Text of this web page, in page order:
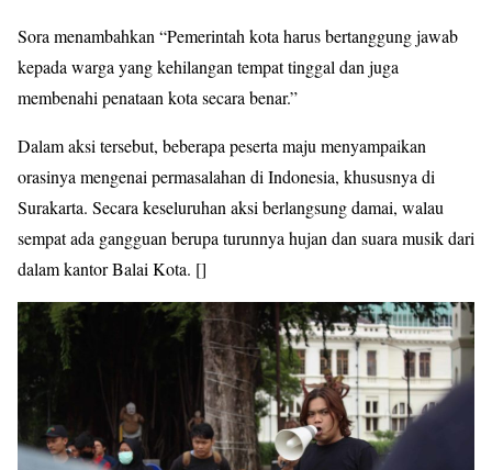
Sora menambahkan “Pemerintah kota harus bertanggung jawab
kepada warga yang kehilangan tempat tinggal dan juga
membenahi penataan kota secara benar.”
Dalam aksi tersebut, beberapa peserta maju menyampaikan
orasinya mengenai permasalahan di Indonesia, khususnya di
Surakarta. Secara keseluruhan aksi berlangsung damai, walau
sempat ada gangguan berupa turunnya hujan dan suara musik dari
dalam kantor Balai Kota. []